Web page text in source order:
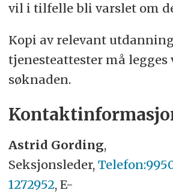
vil i tilfelle bli varslet om
Kopi av relevant
tjenesteattester må legges
søknaden.
Astrid Gording,
Seksjonsleder,
1272952, E-